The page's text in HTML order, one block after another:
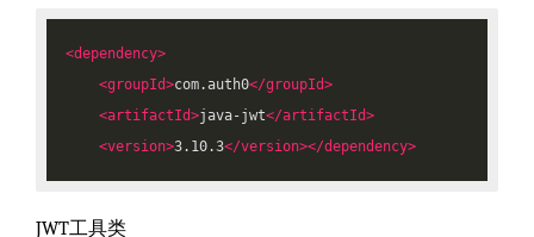
<dependency>
<groupId>com.auth0</groupId>
<artifactId>java-jwt</artifactId>
<version>3.10.3</version></dependency>
JWT工具类